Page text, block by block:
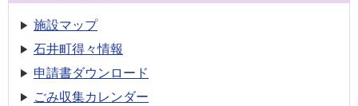
施設マップ
石井町得々情報
申請書ダウンロード
ごみ収集カレンダー